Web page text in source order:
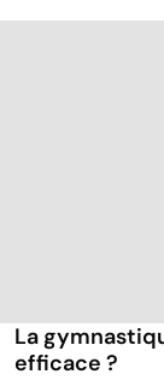
La
efficace ?